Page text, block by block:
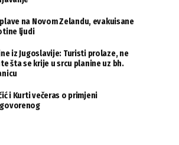
na Novom Zelandu, evakuisane
ljudi
iz Jugoslavije: Turisti prolaze, ne
šta se krije u srcu planine uz bh.
i Kurti večeras o primjeni